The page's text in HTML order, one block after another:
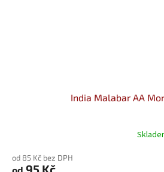
India Malabar AA
produktu
od 85 Kč bez DPH
od 95 Kč